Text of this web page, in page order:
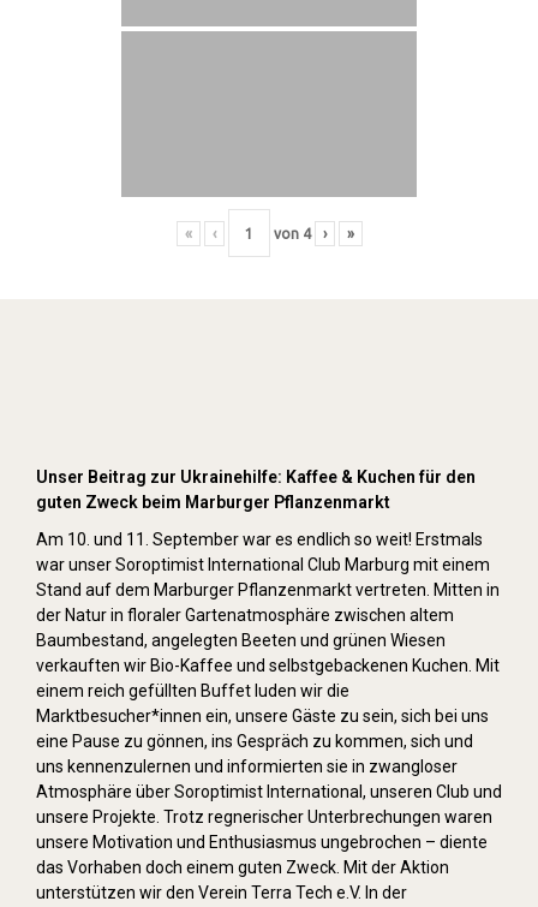
« ‹ von 4 › »
Unser Beitrag zur Ukrainehilfe: Kaffee & Kuchen für den
guten Zweck beim Marburger Pflanzenmarkt
Am 10. und 11. September war es endlich so weit! Erstmals
war unser Soroptimist International Club Marburg mit einem
Stand auf dem Marburger Pflanzenmarkt vertreten. Mitten in
der Natur in floraler Gartenatmosphäre zwischen altem
Baumbestand, angelegten Beeten und grünen Wiesen
verkauften wir Bio-Kaffee und selbstgebackenen Kuchen. Mit
einem reich gefüllten Buffet luden wir die
Marktbesucher*innen ein, unsere Gäste zu sein, sich bei uns
eine Pause zu gönnen, ins Gespräch zu kommen, sich und
uns kennenzulernen und informierten sie in zwangloser
Atmosphäre über Soroptimist International, unseren Club und
unsere Projekte. Trotz regnerischer Unterbrechungen waren
unsere Motivation und Enthusiasmus ungebrochen – diente
das Vorhaben doch einem guten Zweck. Mit der Aktion
unterstützen wir den Verein Terra Tech e.V. In der